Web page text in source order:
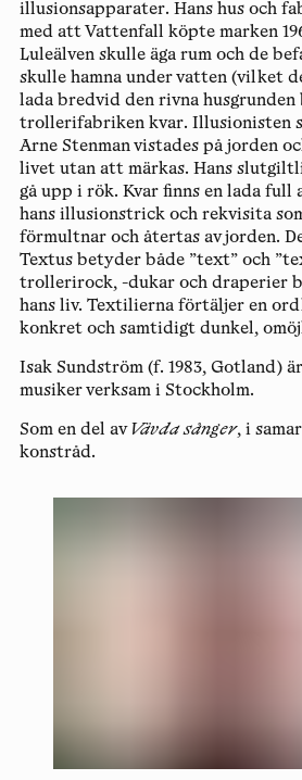
illusionsapparater. Hans hus och
med att Vattenfall köpte marken
Luleälven skulle äga rum och de
skulle hamna under vatten (vilket
lada bredvid den rivna husgrunden
trollerifabriken kvar. Illusionisten
Arne Stenman vistades på jorden
livet utan att märkas. Hans
gå upp i rök. Kvar finns en lada full
hans illusionstrick och rekvisita
förmultnar och återtas av jorden.
Textus betyder både ”text” och
trollerirock, -dukar och draperier
hans liv. Textilierna förtäljer en
konkret och samtidigt dunkel,
Isak Sundström(f. 1983, Gotland)
musiker verksam i Stockholm.
Som en del av Vävda sånger, i
konstråd.